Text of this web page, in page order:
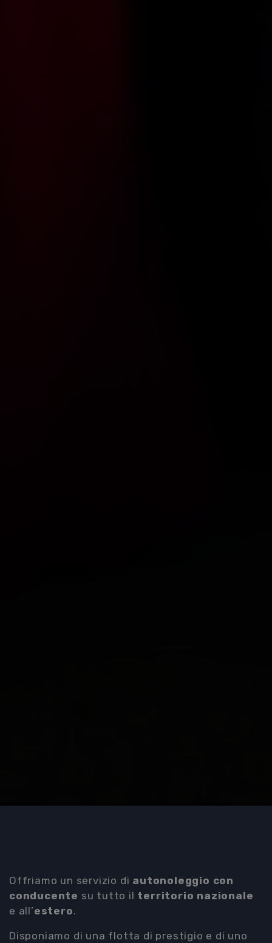
Offriamo un servizio di autonoleggio con
conducente su tutto il territorio nazionale
e all’estero.
Disponiamo di una flotta di prestigio e di uno